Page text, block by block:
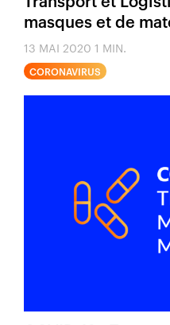
masques et de
13 MAI 2020 1 MIN.
CORONAVIRUS